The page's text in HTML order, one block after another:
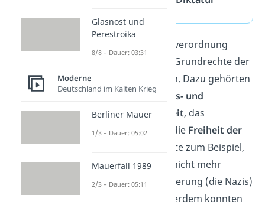
Die Reichstagsbrandverordnung
schränkte sämtliche Grundrechte der
deutschen Bürger ein. Dazu gehörten
diePresse-, Meinungs- und
Versammlungsfreiheit, das
Postgeheimnis
und die Freiheit der
. Das bedeutete zum Beispiel,
dass Zeitungen sich nicht mehr
kritisch über die Regierung (die Nazis)
äußern durften. Außerdem konnten
Glasnost und
Perestroika
8/8 – Dauer: 03:31
Moderne
Deutschland im Kalten Krieg
Berliner Mauer
1/3 – Dauer: 05:02
Mauerfall 1989
2/3 – Dauer: 05:11